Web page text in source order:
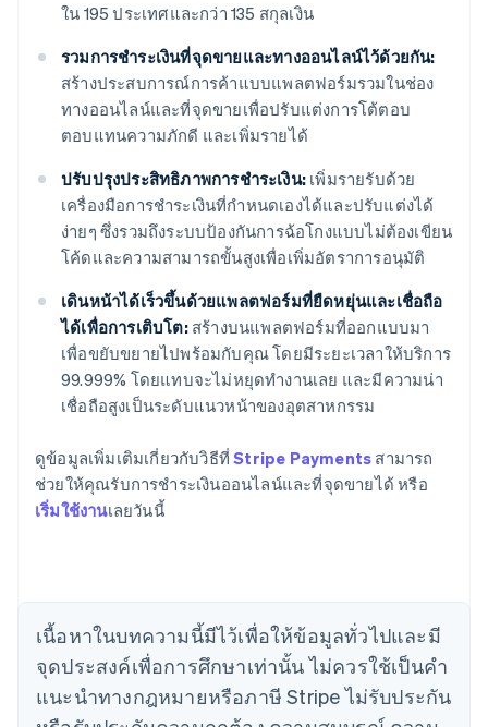
ใน 195 ประเทศและกว่า 135 สกุลเงิน
รวมการชำระเงินที่จุดขายและทางออนไลน์ไว้ด้วยกัน:
สร้างประสบการณ์การค้าแบบแพลตฟอร์มรวมในช่อง
ทางออนไลน์และที่จุดขายเพื่อปรับแต่งการโต้ตอบ
ตอบแทนความภักดี และเพิ่มรายได้
ปรับปรุงประสิทธิภาพการชำระเงิน: เพิ่มรายรับด้วย
เครื่องมือการชำระเงินที่กำหนดเองได้และปรับแต่งได้
ง่ายๆ ซึ่งรวมถึงระบบป้องกันการฉ้อโกงแบบไม่ต้องเขียน
โค้ดและความสามารถขั้นสูงเพื่อเพิ่มอัตราการอนุมัติ
เดินหน้าได้เร็วขึ้นด้วยแพลตฟอร์มที่ยืดหยุ่นและเชื่อถือ
ได้เพื่อการเติบโต:สร้างบนแพลตฟอร์มที่ออกแบบมา
เพื่อขยับขยายไปพร้อมกับคุณ โดยมีระยะเวลาให้บริการ
99.999% โดยแทบจะไม่หยุดทำงานเลย และมีความน่า
เชื่อถือสูงเป็นระดับแนวหน้าของอุตสาหกรรม
ดูข้อมูลเพิ่มเติมเกี่ยวกับวิธีที่Stripe Payments สามารถ
ช่วยให้คุณรับการชำระเงินออนไลน์และที่จุดขายได้ หรือ
เริ่มใช้งานเลยวันนี้
เนื้อหาในบทความนี้มีไว้เพื่อให้ข้อมูลทั่วไปและมี
จุดประสงค์เพื่อการศึกษาเท่านั้น ไม่ควรใช้เป็นคํา
แนะนําทางกฎหมายหรือภาษี Stripe ไม่รับประกัน
กรีซ
เขตบริหารพิเศษฮ่องกง ประเทศจีน
English 简体中文
แคนาดา
EnglishFrançais
ไซปรัส
ญี่ปุ่น
日本語English
เดนมาร์ก